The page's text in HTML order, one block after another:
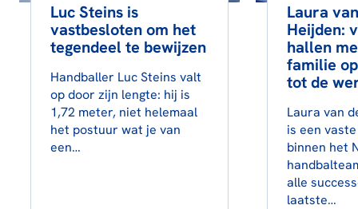
Luc Steins is
vastbesloten om het
tegendeel te bewijzen
Handballer Luc Steins valt
op door zijn lengte: hij is
1,72 meter, niet helemaal
het postuur wat je van
een…
Laura
Heijden:
hallen
familie
tot de
Laura van
is een
binnen het
alle
laatste…